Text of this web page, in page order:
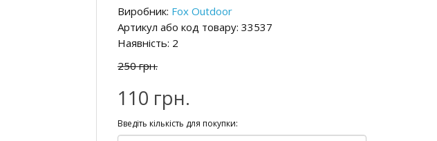
Виробник: Fox Outdoor
Артикул або код товару: 33537
Наявність: 2
250 грн.
110 грн.
Введіть кількість для покупки: